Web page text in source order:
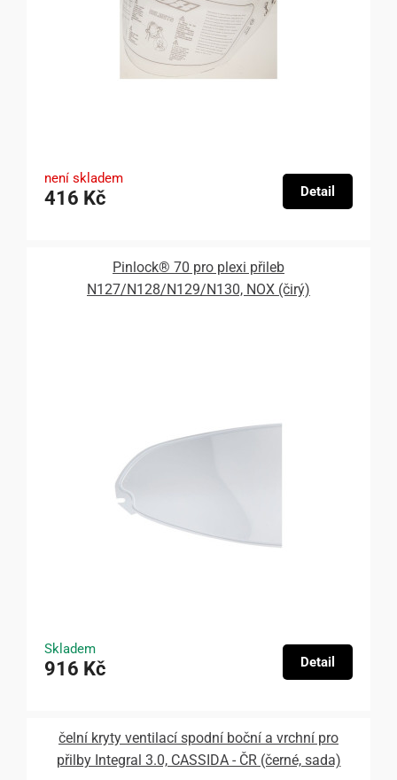
není skladem
416 Kč Detail
Pinlock® 70 pro plexi přileb
N127/N128/N129/N130, NOX (čirý)
Skladem
916 Kč Detail
čelní kryty ventilací spodní boční a vrchní pro
přilby Integral 3.0, CASSIDA - ČR (černé, sada)